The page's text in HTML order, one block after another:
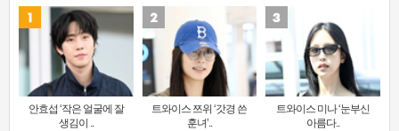
안효섭 ‘작은 얼굴에 잘
생김이 ..
트와이스 쯔위 ‘갓경 쓴
훈녀’..
트와이스 미나 ‘눈부신
아름다..